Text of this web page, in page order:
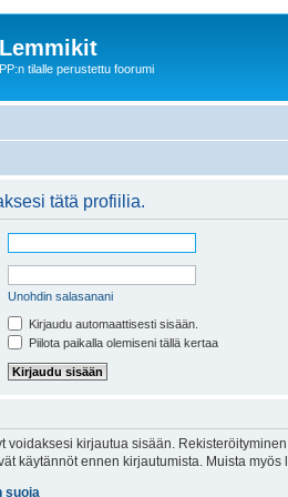
Lemmikit
PP:n tilalle perustettu foorumi
tätä profiilia.
Unohdin salasanani
Kirjaudu automaattisesti sisään.
Piilota paikalla olemiseni tällä kertaa
voidaksesi kirjautua sisään.
käytännöt ennen kirjautumista. Muista
suoja